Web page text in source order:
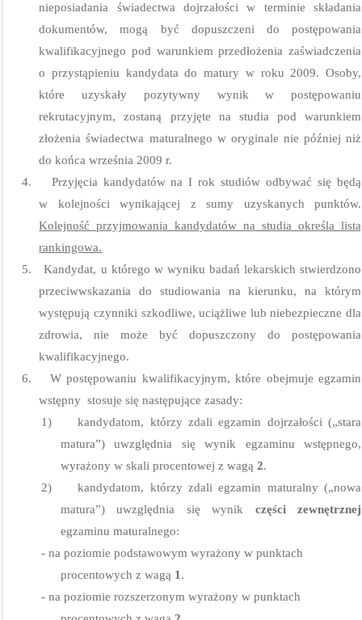
nieposiadania świadectwa dojrzałości w terminie składania
dokumentów, mogą być dopuszczeni do postępowania
kwalifikacyjnego pod warunkiem przedłożenia zaświadczenia
o przystąpieniu kandydata do matury w roku 2009. Osoby,
które uzyskały pozytywny wynik w postępowaniu
rekrutacyjnym, zostaną przyjęte na studia pod warunkiem
złożenia świadectwa maturalnego w oryginale nie później niż
do końca września 2009 r.
4.
Przyjęcia kandydatów na I rok studiów odbywać się będą
w kolejności wynikającej z sumy uzyskanych punktów.
Kolejność przyjmowania kandydatów na studia określa lista
rankingowa.
5.
Kandydat, u którego w wyniku badań lekarskich stwierdzono
przeciwwskazania do studiowania na kierunku, na którym
występują czynniki szkodliwe, uciążliwe lub niebezpieczne dla
zdrowia, nie może być dopuszczony do postępowania
kwalifikacyjnego.
6.
W postępowaniu kwalifikacyjnym, które obejmuje egzamin
wstępny stosuje się następujące zasady:
1)
kandydatom, którzy zdali egzamin dojrzałości („stara
matura”) uwzględnia się wynik egzaminu wstępnego,
wyrażony w skali procentowej z wagą 2.
2)
kandydatom, którzy zdali egzamin maturalny („nowa
matura”) uwzględnia się wynik części zewnętrznej
egzaminu maturalnego:
- na poziomie podstawowym wyrażony w punktach
procentowych z wagą 1 .
- na poziomie rozszerzonym wyrażony w punktach